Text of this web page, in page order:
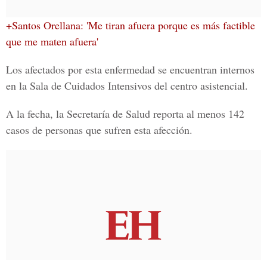
+Santos Orellana: 'Me tiran afuera porque es más factible
que me maten afuera'
Los afectados por esta enfermedad se encuentran internos
en la Sala de Cuidados Intensivos del centro asistencial.
A la fecha, la Secretaría de Salud reporta al menos 142
casos de personas que sufren esta afección.